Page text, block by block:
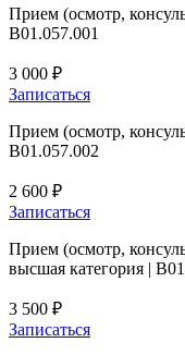
Прием (осмотр,
B01.057.001
3 000 ₽
Записаться
Прием (осмотр,
B01.057.002
2 600 ₽
Записаться
Прием (осмотр,
высшая категория |
3 500 ₽
Записаться